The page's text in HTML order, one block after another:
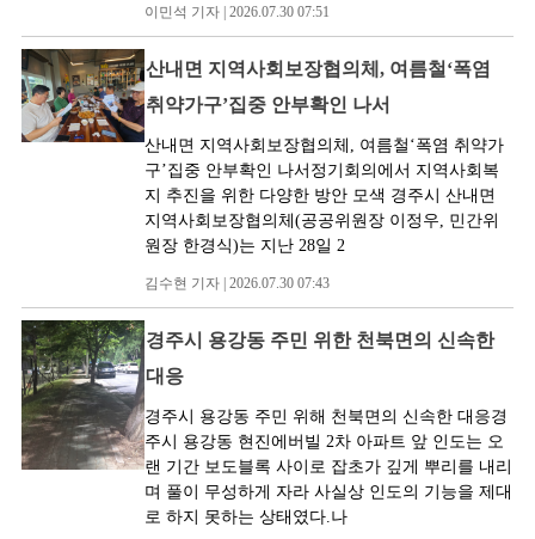
이민석 기자 | 2026.07.30 07:51
산내면 지역사회보장협의체, 여름철‘폭염
취약가구’집중 안부확인 나서
산내면 지역사회보장협의체, 여름철‘폭염 취약가
구’집중 안부확인 나서정기회의에서 지역사회복
지 추진을 위한 다양한 방안 모색 경주시 산내면
지역사회보장협의체(공공위원장 이정우, 민간위
원장 한경식)는 지난 28일 2
김수현 기자 | 2026.07.30 07:43
경주시 용강동 주민 위한 천북면의 신속한
대응
경주시 용강동 주민 위해 천북면의 신속한 대응경
주시 용강동 현진에버빌 2차 아파트 앞 인도는 오
랜 기간 보도블록 사이로 잡초가 깊게 뿌리를 내리
며 풀이 무성하게 자라 사실상 인도의 기능을 제대
로 하지 못하는 상태였다.나